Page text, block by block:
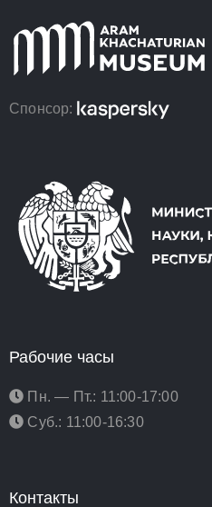
Спонсор:
Рабочие часы
Пн. — Пт.: 11:00-17:00
Суб.: 11:00-16:30
Контакты